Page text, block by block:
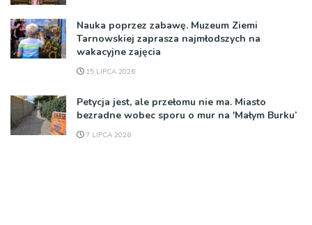
Nauka poprzez zabawę. Muzeum Ziemi
Tarnowskiej zaprasza najmłodszych na
wakacyjne zajęcia
15 LIPCA 2026
Petycja jest, ale przełomu nie ma. Miasto
bezradne wobec sporu o mur na 'Małym Burku’
7 LIPCA 2026